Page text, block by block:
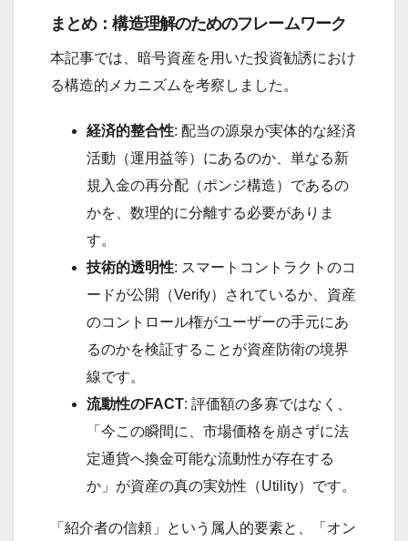
まとめ：構造理解のためのフレームワーク
本記事では、暗号資産を用いた投資勧誘におけ
る構造的メカニズムを考察しました。
経済的整合性: 配当の源泉が実体的な経済
活動（運用益等）にあるのか、単なる新
規入金の再分配（ポンジ構造）であるの
かを、数理的に分離する必要がありま
す。
技術的透明性: スマートコントラクトのコ
ードが公開（Verify）されているか、資産
のコントロール権がユーザーの手元にあ
るのかを検証することが資産防衛の境界
線です。
流動性のFACT: 評価額の多寡ではなく、
「今この瞬間に、市場価格を崩さずに法
定通貨へ換金可能な流動性が存在する
か」が資産の真の実効性（Utility）です。
「紹介者の信頼」という属人的要素と、「オン